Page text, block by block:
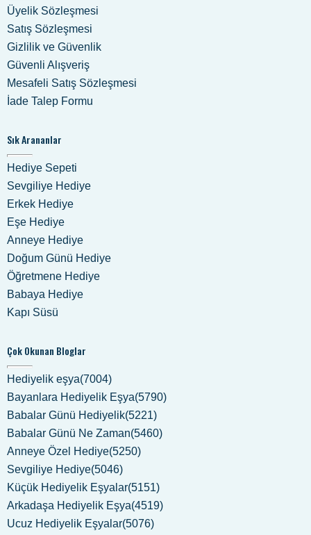
Üyelik Sözleşmesi
Satış Sözleşmesi
Gizlilik ve Güvenlik
Güvenli Alışveriş
Mesafeli Satış Sözleşmesi
İade Talep Formu
Sık Arananlar
Hediye Sepeti
Sevgiliye Hediye
Erkek Hediye
Eşe Hediye
Anneye Hediye
Doğum Günü Hediye
Öğretmene Hediye
Babaya Hediye
Kapı Süsü
Çok Okunan Bloglar
Hediyelik eşya(7004)
Bayanlara Hediyelik Eşya(5790)
Babalar Günü Hediyelik(5221)
Babalar Günü Ne Zaman(5460)
Anneye Özel Hediye(5250)
Sevgiliye Hediye(5046)
Küçük Hediyelik Eşyalar(5151)
Arkadaşa Hediyelik Eşya(4519)
Ucuz Hediyelik Eşyalar(5076)